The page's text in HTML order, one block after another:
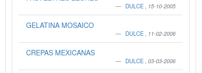
DULCE 15-10-2005
GELATINA MOSAICO
DULCE 11-02-2006
CREPAS MEXICANAS
DULCE ,03-03-2006